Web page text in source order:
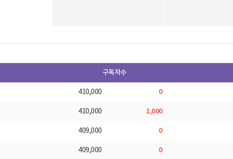
구독자수
410,000 0
410,000 1,000
409,000 0
409,000 0